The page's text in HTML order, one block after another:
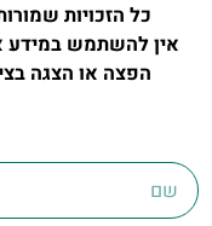
כל הזכויות
אין להשתמש
הפצה או הצגה